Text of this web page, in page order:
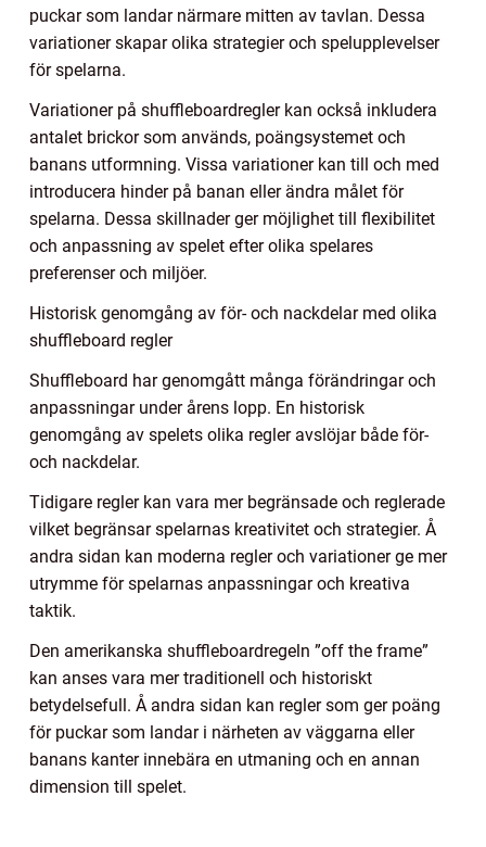
puckar som landar närmare mitten av tavlan. Dessa
variationer skapar olika strategier och spelupplevelser
för spelarna.
Variationer på shuffleboardregler kan också inkludera
antalet brickor som används, poängsystemet och
banans utformning. Vissa variationer kan till och med
introducera hinder på banan eller ändra målet för
spelarna. Dessa skillnader ger möjlighet till flexibilitet
och anpassning av spelet efter olika spelares
preferenser och miljöer.
Historisk genomgång av för- och nackdelar med olika
shuffleboard regler
Shuffleboard har genomgått många förändringar och
anpassningar under årens lopp. En historisk
genomgång av spelets olika regler avslöjar både för-
och nackdelar.
Tidigare regler kan vara mer begränsade och reglerade
vilket begränsar spelarnas kreativitet och strategier. Å
andra sidan kan moderna regler och variationer ge mer
utrymme för spelarnas anpassningar och kreativa
taktik.
Den amerikanska shuffleboardregeln ”off the frame”
kan anses vara mer traditionell och historiskt
betydelsefull. Å andra sidan kan regler som ger poäng
för puckar som landar i närheten av väggarna eller
banans kanter innebära en utmaning och en annan
dimension till spelet.